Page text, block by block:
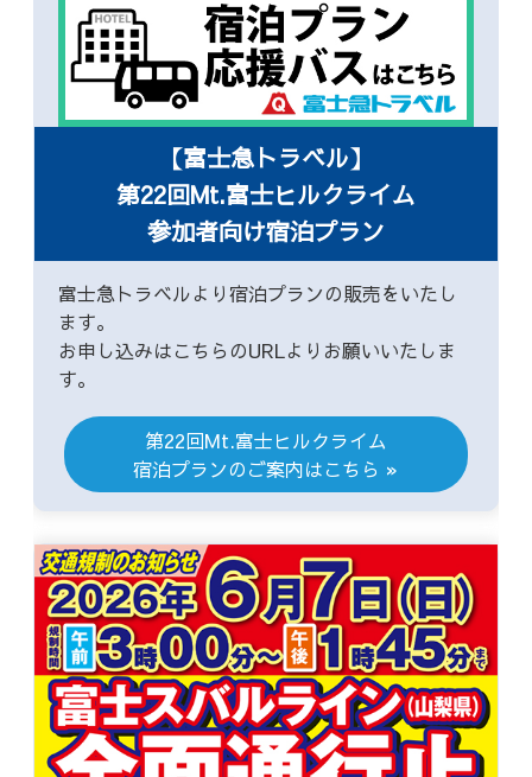
【富士急トラベル】
第22回Mt.富士ヒルクライム
参加者向け宿泊プラン
富士急トラベルより宿泊プランの販売をいたし
ます。
お申し込みはこちらのURLよりお願いいたしま
す。
第22回Mt.富士ヒルクライム
宿泊プランのご案内はこちら »